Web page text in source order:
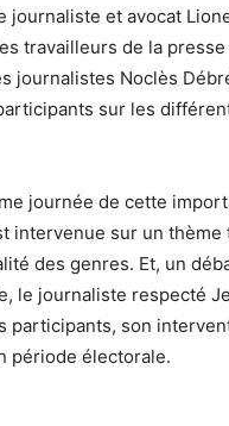
journaliste et avocat
travailleurs de la
journalistes Noclès
sur les
journée de cette
intervenue sur un
des genres. Et, un
le journaliste respecté
participants, son
période électorale.